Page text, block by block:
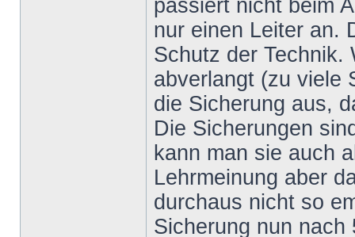
passiert nicht beim
nur einen Leiter an.
Schutz der Technik.
abverlangt (zu viele
die Sicherung aus,
Die Sicherungen
kann man sie auch
Lehrmeinung aber
durchaus nicht so
Sicherung nun nach